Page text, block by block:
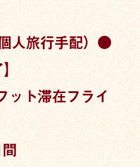
人旅行手配）●
ト滞在フライ